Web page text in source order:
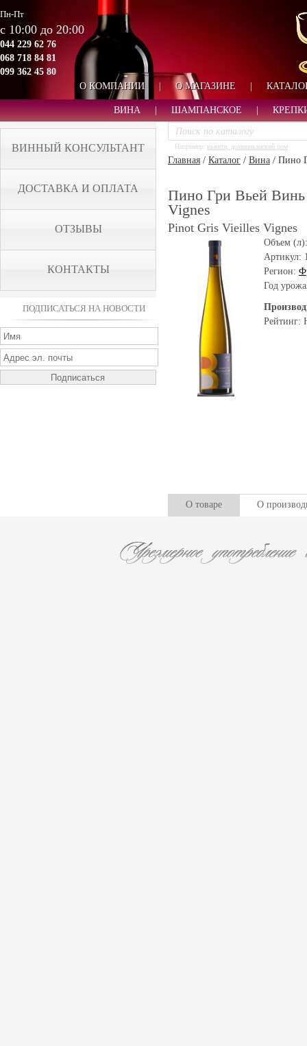
Пн-Пт
с 10:00 до 20:00
044 229 62 76
068 718 84 81
099 362 45 80
О КОМПАНИИ
| О МАГАЗИНЕ |
ВИНА ШАМПАНСКОЕ
ВИННЫЙ КОНСУЛЬТАНТ
ДОСТАВКА И ОПЛАТА
ОТЗЫВЫ
КОНТАКТЫ
ПОДПИСАТЬСЯ НА НОВОСТИ
Например: кьянти, доминиканский ром
Главная / Каталог / Вина / Пино
Пино Гри Вьей
Vignes
Pinot Gris Vieilles Vignes
Объем
Артикул:
Регион:
Год
Рейтинг:
О товаре О